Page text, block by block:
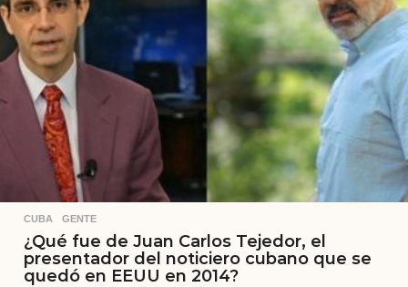
CUBA ,GENTE
¿Qué fue de Juan Carlos Tejedor, el
presentador del noticiero cubano que se
quedó en EEUU en 2014?